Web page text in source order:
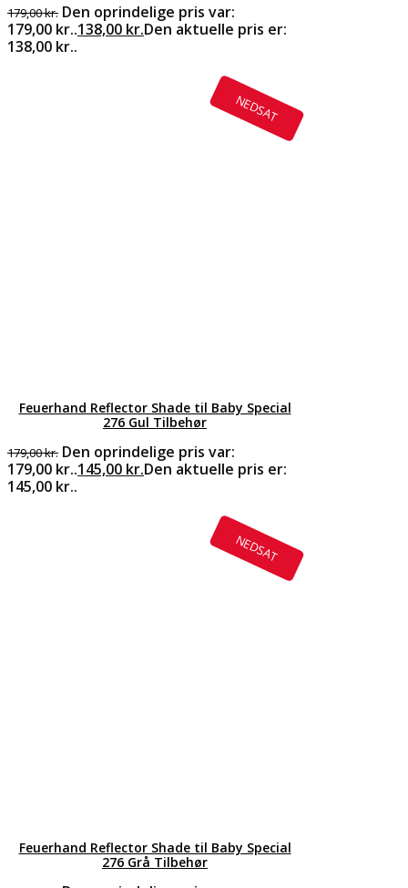
179,00kr. Den oprindelige pris var:
179,00 kr..138,00 kr.Den aktuelle pris er:
138,00 kr..
NEDSAT
Feuerhand Reflector Shade til Baby Special
276 Gul Tilbehør
179,00kr. Den oprindelige pris var:
179,00 kr..145,00 kr.Den aktuelle pris er:
145,00 kr..
NEDSAT
Feuerhand Reflector Shade til Baby Special
276 Grå Tilbehør